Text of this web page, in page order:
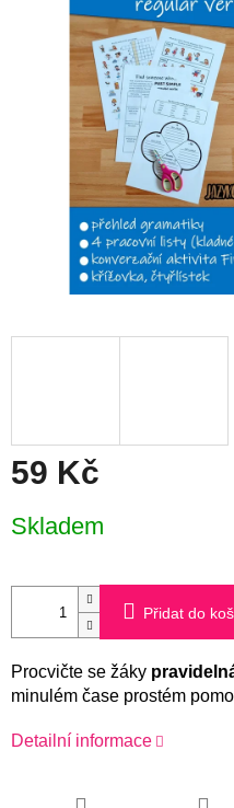
5
hvězdiček.
59 Kč
cena:
Skladem
Přidat do
Procvičte se žáky
minulém čase prostém
Detailní informace